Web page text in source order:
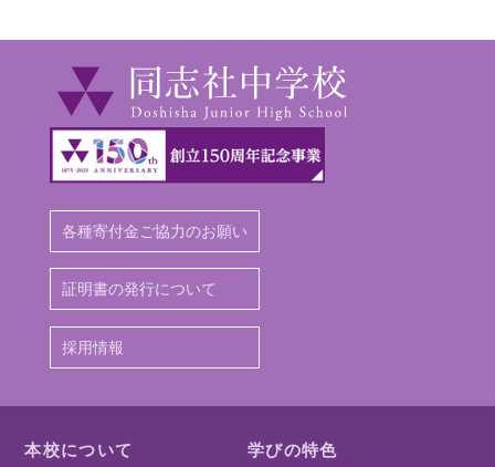
各種寄付金ご協力のお願い
証明書の発行について
採用情報
本校について 学びの特色